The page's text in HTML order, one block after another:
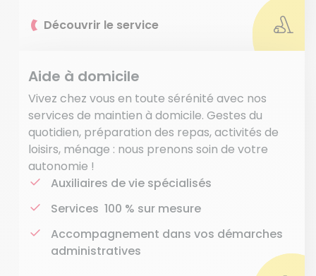
Découvrir le service
Aide à domicile
Vivez chez vous en toute sérénité avec nos
services de maintien à domicile. Gestes du
quotidien, préparation des repas, activités de
loisirs, ménage : nous prenons soin de votre
autonomie !
Auxiliaires de vie spécialisés
Services 100 % sur mesure
Accompagnement dans vos démarches
administratives